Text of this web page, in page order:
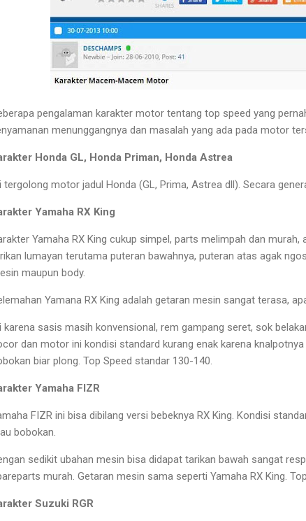
pengalaman karakter motor tentang top speed yang
menunggangnya dan masalah yang ada pada motor
Honda GL, Honda Priman, Honda Astrea
tergolong motor jadul Honda (GL, Prima, Astrea dll). Secara
Yamaha RX King
Yamaha RX King cukup simpel, parts melimpah dan
lumayan terutama puteran bawahnya, puteran atas agak
maupun body.
Yamana RX King adalah getaran mesin sangat terasa,
karena sasis masih konvensional, rem gampang seret, sok
dan motor ini kondisi standard kurang enak karena
biar plong. Top Speed standar 130-140.
Yamaha FIZR
FIZR ini bisa dibilang versi bebeknya RX King. Kondisi
bobokan.
sedikit ubahan mesin bisa didapat tarikan bawah sangat
murah. Getaran mesin sama seperti Yamaha RX King.
Suzuki RGR